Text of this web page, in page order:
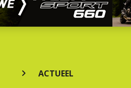
ACTUEEL